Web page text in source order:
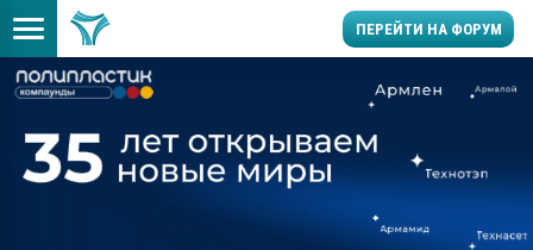
ПЕРЕЙТИ НА ФОРУМ
производство SPC
заводу пластмасс"